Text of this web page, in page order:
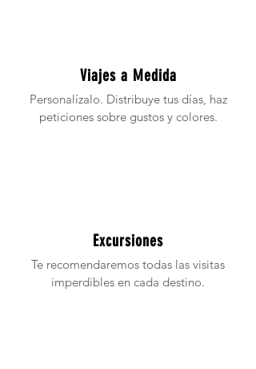
Viajes a Medida
Personalízalo. Distribuye tus días, haz
peticiones sobre gustos y colores.
Excursiones
Te recomendaremos todas las visitas
imperdibles en cada destino.